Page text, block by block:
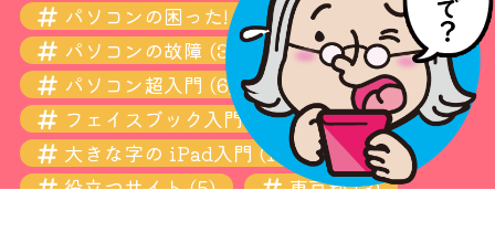
パソコンの困った! お悩み解決超入門(13)
パソコンの故障 (3)
パソコン超入門 (6)
フェイスブック入門 (4)
大きな字の iPad入門 (10)
役立つサイト(5) 東京都(3)